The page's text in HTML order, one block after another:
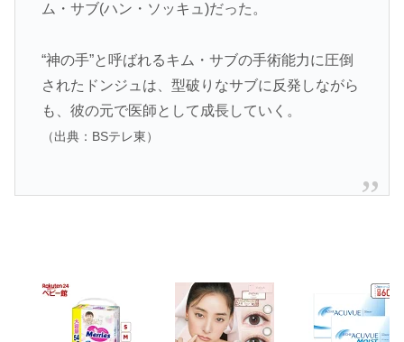
ム・サブ(ハン・ソッキュ)だった。
“神の手”と呼ばれるキム・サブの手術能力に圧倒
されたドンジュは、型破りなサブに反発しながら
も、彼の元で医師として成長していく。
（出典：BSテレ東）